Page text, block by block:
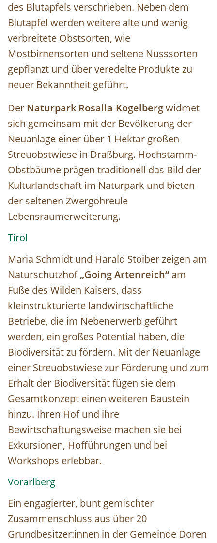
des Blutapfels verschrieben. Neben dem
Blutapfel werden weitere alte und wenig
verbreitete Obstsorten, wie
Mostbirnensorten und seltene Nusssorten
gepflanzt und über veredelte Produkte zu
neuer Bekanntheit geführt.
Der Naturpark Rosalia-Kogelbergwidmet
sich gemeinsam mit der Bevölkerung der
Neuanlage einer über 1 Hektar großen
Streuobstwiese in Draßburg. Hochstamm-
Obstbäume prägen traditionell das Bild der
Kulturlandschaft im Naturpark und bieten
der seltenen Zwergohreule
Lebensraumerweiterung.
Tirol
Maria Schmidt und Harald Stoiber zeigen am
Naturschutzhof„Going Artenreich“ am
Fuße des Wilden Kaisers, dass
kleinstrukturierte landwirtschaftliche
Betriebe, die im Nebenerwerb geführt
werden, ein großes Potential haben, die
Biodiversität zu fördern. Mit der Neuanlage
einer Streuobstwiese zur Förderung und zum
Erhalt der Biodiversität fügen sie dem
Gesamtkonzept einen weiteren Baustein
hinzu. Ihren Hof und ihre
Bewirtschaftungsweise machen sie bei
Exkursionen, Hofführungen und bei
Workshops erlebbar.
Vorarlberg
Ein engagierter, bunt gemischter
Zusammenschluss aus über 20
Grundbesitzer:innen in der Gemeinde Doren